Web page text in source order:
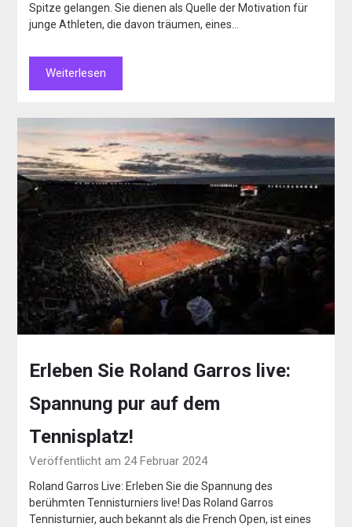
Spitze gelangen. Sie dienen als Quelle der Motivation für
junge Athleten, die davon träumen, eines…
Weiterlesen
Erleben Sie Roland Garros live:
Spannung pur auf dem
Tennisplatz!
Veröffentlicht am 24 Februar 2024
Roland Garros Live: Erleben Sie die Spannung des
berühmten Tennisturniers live! Das Roland Garros
Tennisturnier, auch bekannt als die French Open, ist eines